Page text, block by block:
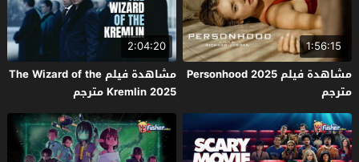
1:56:15
مشاهدة فيلم Personhood 2025
مترجم
2:04:20
مشاهدة فيلم The Wizard of the
Kremlin 2025 مترجم